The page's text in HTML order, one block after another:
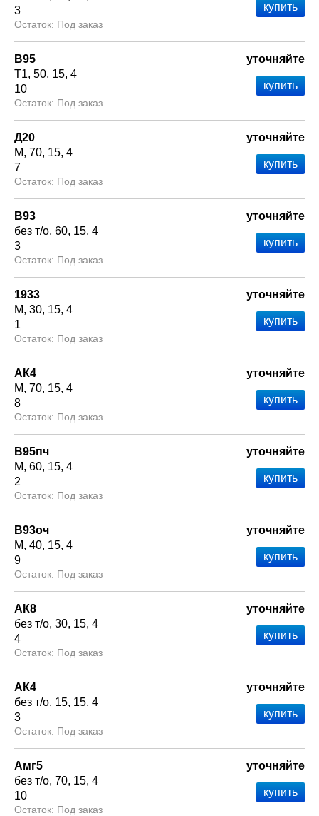
3
Под заказ
В95
Т1 50 15 4
10
Под заказ
уточняйте
Д20
М 70 15 4
7
Под заказ
уточняйте
В93
без т/о 60 15 4
3
Под заказ
уточняйте
1933
М 30 15 4
1
Под заказ
уточняйте
АК4
М 70 15 4
8
Под заказ
уточняйте
В95пч
М 60 15 4
2
Под заказ
уточняйте
В93оч
М 40 15 4
9
Под заказ
уточняйте
АК8
без т/о 30 15 4
4
Под заказ
уточняйте
АК4
без т/о 15 15 4
3
Под заказ
уточняйте
Амг5
без т/о 70 15 4
10
Под заказ
уточняйте